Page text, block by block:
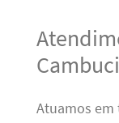
Atuamos em